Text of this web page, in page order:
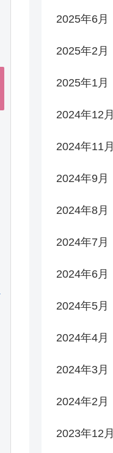
2025年6月
2025年2月
2025年1月
2024年12月
2024年11月
2024年9月
2024年8月
2024年7月
2024年6月
2024年5月
2024年4月
2024年3月
2024年2月
2023年12月